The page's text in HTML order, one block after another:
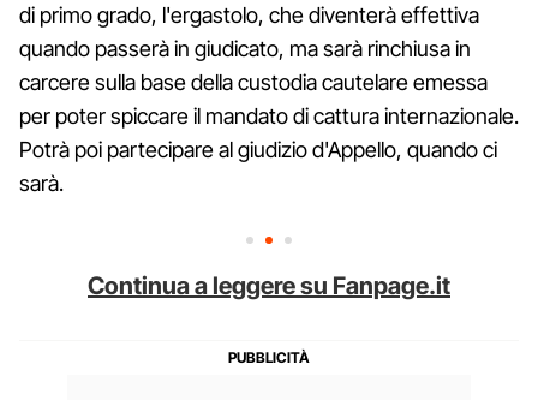
di primo grado, l'ergastolo, che diventerà effettiva
quando passerà in giudicato, ma sarà rinchiusa in
carcere sulla base della custodia cautelare emessa
per poter spiccare il mandato di cattura internazionale.
Potrà poi partecipare al giudizio d'Appello, quando ci
sarà.
Continua a leggere su Fanpage.it